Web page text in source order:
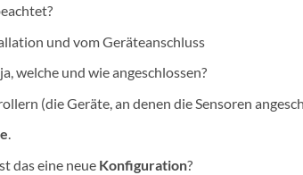
und vom Geräteanschluss
welche und wie angeschlossen?
(die Geräte, an denen die Sensoren
.
das eine neue Konfiguration?